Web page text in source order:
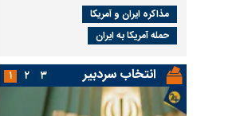
مذاکره ایران و آمریکا
حمله آمریکا به ایران
انتخاب سردبیر ۱ ۲ ۳